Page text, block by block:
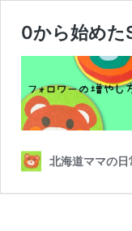
0から始めた
北海道ママの日